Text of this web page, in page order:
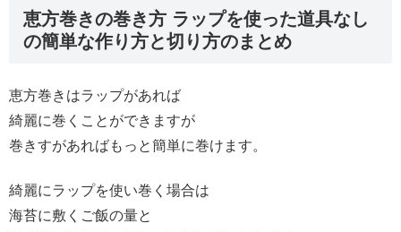
恵方巻きの巻き方 ラップを使った道具なし
の簡単な作り方と切り方のまとめ
恵方巻きはラップがあれば
綺麗に巻くことができますが
巻きすがあればもっと簡単に巻けます。
綺麗にラップを使い巻く場合は
海苔に敷くご飯の量と